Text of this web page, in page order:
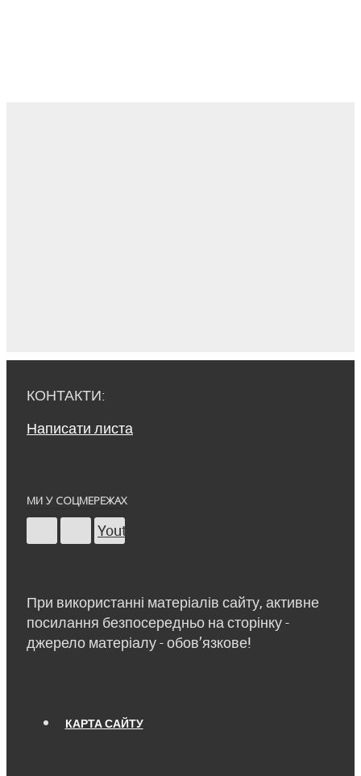
КОНТАКТИ:
Написати листа
МИ У СОЦМЕРЕЖАХ
Youtube
При використанні матеріалів сайту, активне
посилання безпосередньо на сторінку -
джерело матеріалу - обов’язкове!
КАРТА САЙТУ